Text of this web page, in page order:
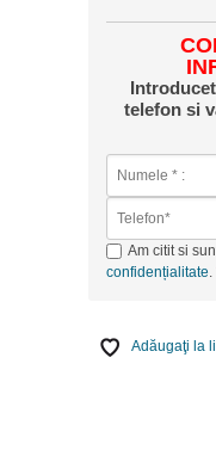
telefon si
Am citit si
confidențialitate.
Adăugaţi la